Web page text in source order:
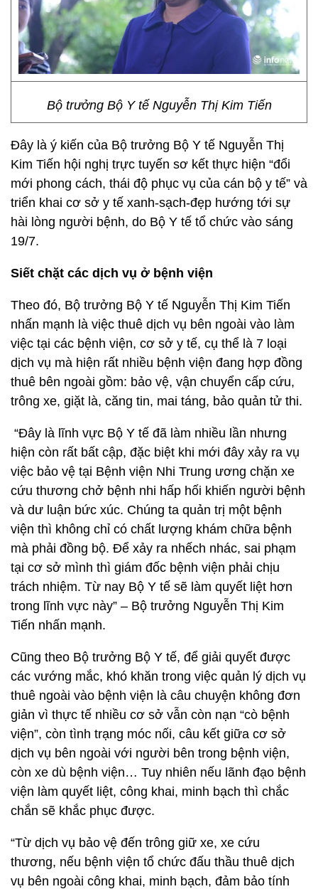
Bộ trưởng Bộ Y tế Nguyễn Thị Kim Tiến
Đây là ý kiến của Bộ trưởng Bộ Y tế Nguyễn Thị
Kim Tiến hội nghị trực tuyến sơ kết thực hiện “đổi
mới phong cách, thái độ phục vụ của cán bộ y tế” và
triển khai cơ sở y tế xanh-sạch-đẹp hướng tới sự
hài lòng người bệnh, do Bộ Y tế tổ chức vào sáng
19/7.
Siết chặt các dịch vụ ở bệnh viện
Theo đó, Bộ trưởng Bộ Y tế Nguyễn Thị Kim Tiến
nhấn mạnh là việc thuê dịch vụ bên ngoài vào làm
việc tại các bệnh viện, cơ sở y tế, cụ thể là 7 loại
dịch vụ mà hiện rất nhiều bệnh viện đang hợp đồng
thuê bên ngoài gồm: bảo vệ, vận chuyển cấp cứu,
trông xe, giặt là, căng tin, mai táng, bảo quản tử thi.
“Đây là lĩnh vực Bộ Y tế đã làm nhiều lần nhưng
hiện còn rất bất cập, đặc biệt khi mới đây xảy ra vụ
việc bảo vệ tại Bệnh viện Nhi Trung ương chặn xe
cứu thương chở bệnh nhi hấp hối khiến người bệnh
và dư luận bức xúc. Chúng ta quản trị một bệnh
viện thì không chỉ có chất lượng khám chữa bệnh
mà phải đồng bộ. Để xảy ra nhếch nhác, sai phạm
tại cơ sở mình thì giám đốc bệnh viện phải chịu
trách nhiệm. Từ nay Bộ Y tế sẽ làm quyết liệt hơn
trong lĩnh vực này” – Bộ trưởng Nguyễn Thị Kim
Tiến nhấn mạnh.
Cũng theo Bộ trưởng Bộ Y tế, để giải quyết được
các vướng mắc, khó khăn trong việc quản lý dịch vụ
thuê ngoài vào bệnh viện là câu chuyện không đơn
giản vì thực tế nhiều cơ sở vẫn còn nạn “cò bệnh
viện”, còn tình trạng móc nối, câu kết giữa cơ sở
dịch vụ bên ngoài với người bên trong bệnh viện,
còn xe dù bệnh viện… Tuy nhiên nếu lãnh đạo bệnh
viện làm quyết liệt, công khai, minh bạch thì chắc
chắn sẽ khắc phục được.
“Từ dịch vụ bảo vệ đến trông giữ xe, xe cứu
thương, nếu bệnh viện tổ chức đấu thầu thuê dịch
vụ bên ngoài công khai, minh bạch, đảm bảo tính